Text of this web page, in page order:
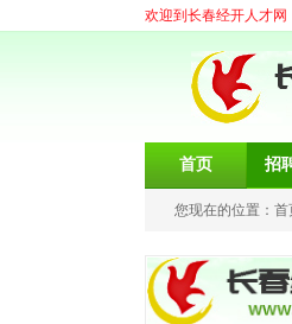
欢迎到长春经开人才网
首页 招
您现在的位置： 首